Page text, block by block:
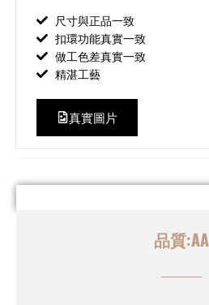
尺寸與正品一致
扣環功能真實一致
做工色差真實一致
精湛工藝
真實圖片
品質:AA